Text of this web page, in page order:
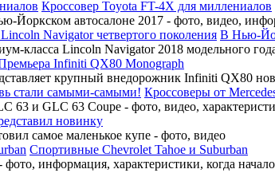
Кроссовер Toyota FT-4X для миллениалов
Йоркском автосалоне 2017 - фото, видео,
В Нью-
класса Lincoln Navigator 2018 модельного
Infiniti QX80 Monograph
крупный внедорожник Infiniti QX80
Кроссоверы от
63 и GLC 63 Coupe - фото, видео,
новинку
самое маленькое купе - фото, видео
Спортивные Chevrolet Tahoe и Suburban
информация, характеристики, когда